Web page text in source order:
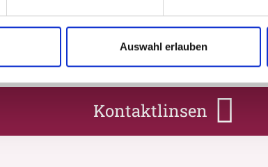
Auswahl erlauben
Kontaktlinsen